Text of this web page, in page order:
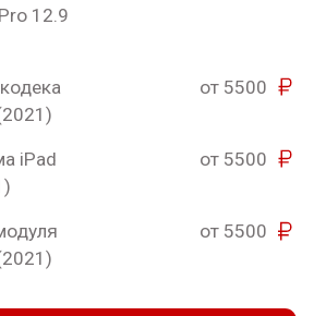
12.9
от 5500
iPad
от 5500
от 5500